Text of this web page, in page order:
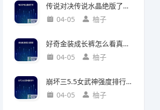
传说对决传说水晶绝版了吗?(传说对决 传说水晶)
04-05
柚子
好奇金装成长裤怎么看真假?(好奇金装成长裤怎么看真假鉴别)
04-05
柚子
崩坏三5.5女武神强度排行?(崩坏三5.2女武神强度)
04-05
柚子